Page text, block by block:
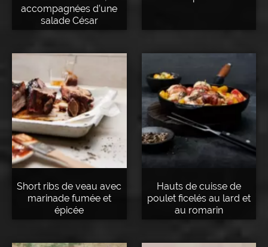
accompagnées d’une
salade César
Short ribs de veau avec
marinade fumée et
épicée
Hauts de cuisse de
poulet ficelés au lard et
au romarin